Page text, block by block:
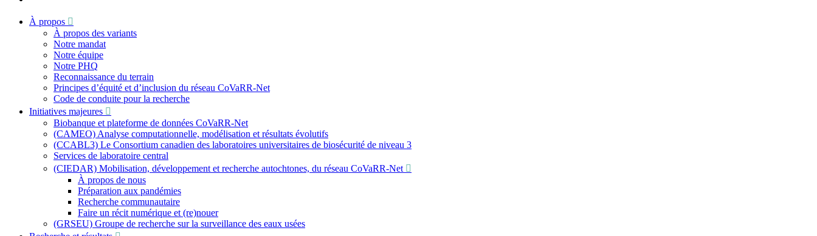
À propos
À propos des variants
Notre mandat
Notre équipe
Notre PHQ
Reconnaissance du terrain
Principes d’équité et d’inclusion du réseau CoVaRR-Net
Code de conduite pour la recherche
Initiatives majeures
Biobanque et plateforme de données CoVaRR-Net
(CAMEO) Analyse computationnelle, modélisation et résultats évolutifs
(CCABL3) Le Consortium canadien des laboratoires universitaires de biosécurité de niveau 3
Services de laboratoire central
(CIEDAR) Mobilisation, développement et recherche autochtones, du réseau CoVaRR-Net
À propos de nous
Préparation aux pandémies
Recherche communautaire
Faire un récit numérique et (re)nouer
(GRSEU) Groupe de recherche sur la surveillance des eaux usées